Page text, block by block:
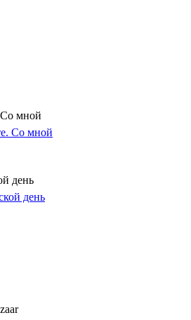
Со мной
день